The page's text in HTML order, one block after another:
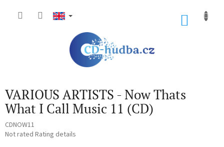
VARIOUS ARTISTS - Now Thats
What I Call Music 11 (CD)
CDNOW11
The
Not rated Rating details